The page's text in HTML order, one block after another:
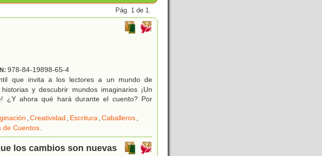
Pág. 1 de 1.
978-84-19898-65-4
que invita a los lectores a un mundo de
y descubrir mundos imaginarios ¡Un
¿Y ahora qué hará durante el cuento? Por
,Creatividad , Escritura,Caballeros,
de Cuentos.
los cambios son nuevas